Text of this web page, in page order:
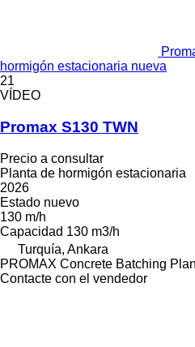
hormigón estacionaria nueva
21
VÍDEO
Promax S130 TWN
Precio a consultar
Planta de hormigón estacionaria
2026
Estado nuevo
130 m/h
Capacidad 130 m3/h
Turquía, Ankara
PROMAX Concrete Batching
Contacte con el vendedor